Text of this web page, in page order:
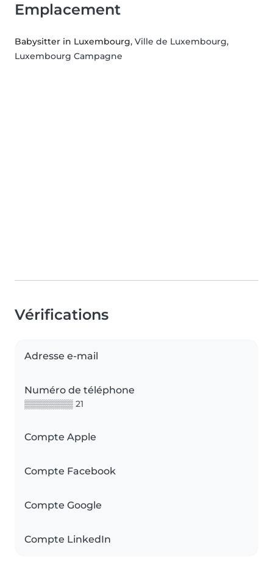
Emplacement
Babysitter in Luxembourg, Ville de Luxembourg,
Luxembourg Campagne
Vérifications
Adresse e-mail
Numéro de téléphone
▒▒▒▒▒▒▒▒ 21
Compte Apple
Compte Facebook
Compte Google
Compte LinkedIn